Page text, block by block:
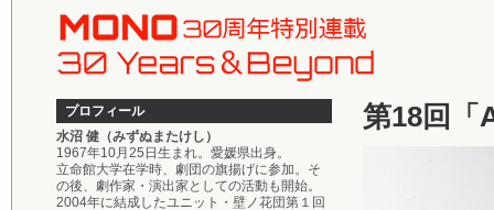
プロフィール
水沼 健（みずぬまたけし）
1967年10月25日生まれ。愛媛県出身。
立命館大学在学時、劇団の旗揚げに参加。そ
の後、劇作家・演出家としての活動も開始。
2004年に結成したユニット・壁ノ花団第１回
第18回「